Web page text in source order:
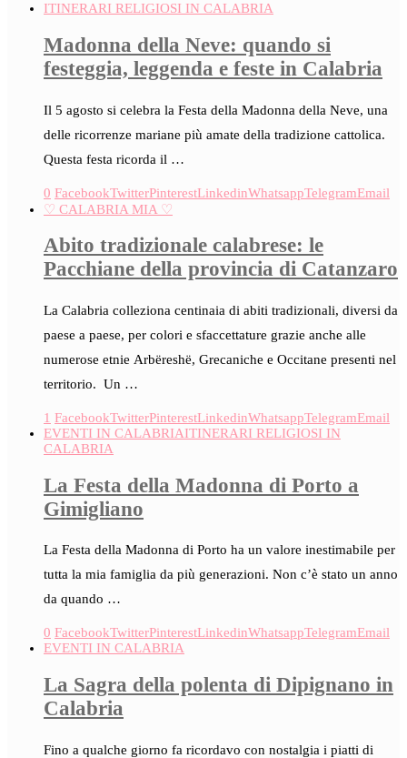
ITINERARI RELIGIOSI IN CALABRIA
Madonna della Neve: quando si
festeggia, leggenda e feste in Calabria
Il 5 agosto si celebra la Festa della Madonna della Neve, una
delle ricorrenze mariane più amate della tradizione cattolica.
Questa festa ricorda il …
0 FacebookTwitterPinterestLinkedinWhatsappTelegramEmail
♡ CALABRIA MIA ♡
Abito tradizionale calabrese: le
Pacchiane della provincia di Catanzaro
La Calabria colleziona centinaia di abiti tradizionali, diversi da
paese a paese, per colori e sfaccettature grazie anche alle
numerose etnie Arbëreshë, Grecaniche e Occitane presenti nel
territorio. Un …
1 FacebookTwitterPinterestLinkedinWhatsappTelegramEmail
EVENTI IN CALABRIAITINERARI RELIGIOSI IN
CALABRIA
La Festa della Madonna di Porto a
Gimigliano
La Festa della Madonna di Porto ha un valore inestimabile per
tutta la mia famiglia da più generazioni. Non c’è stato un anno
da quando …
0 FacebookTwitterPinterestLinkedinWhatsappTelegramEmail
EVENTI IN CALABRIA
La Sagra della polenta di Dipignano in
Calabria
Fino a qualche giorno fa ricordavo con nostalgia i piatti di